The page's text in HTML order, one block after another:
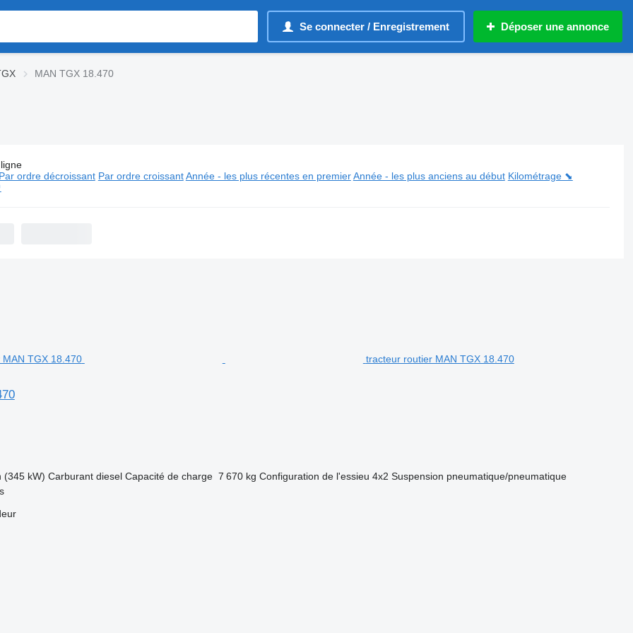
Se connecter / Enregistrement Déposer une annonce
MAN TGX 18.470
Tracteurs routiers MAN TGX 18.470
Par ordre décroissant Par ordre croissant Année - les plus récentes en premier Année - les plus anciens au début Kilométrage ⬊
tracteur routier MAN TGX 18.470
(345 kW) Carburant diesel Capacité de charge 7 670 kg Configuration de l'essieu 4x2 Suspension pneumatique/pneumatique